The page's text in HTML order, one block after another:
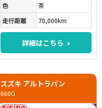
色
茶
走行距離
70,000km
詳細はこちら
スズキ アルトラパン
660G